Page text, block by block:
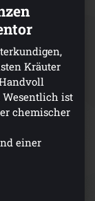
Kräuter
Wesentlich ist
chemischer
einer